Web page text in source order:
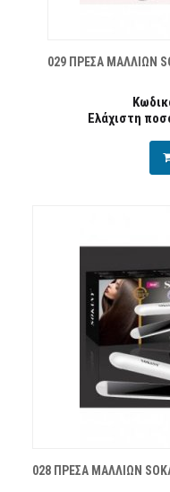
029 ΠΡΕΣΑ ΜΑΛΛΙΩΝ
Ελάχιστη
028 ΠΡΕΣΑ ΜΑΛΛΙΩΝ